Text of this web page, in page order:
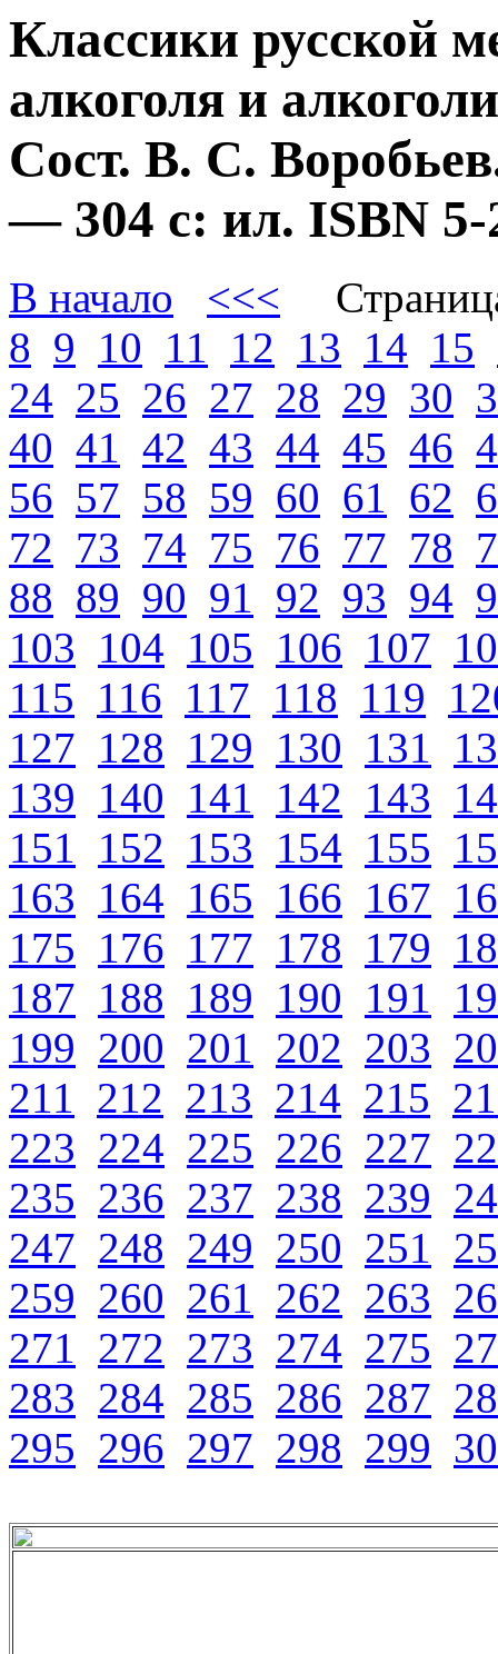
Классики русской
алкоголя и
Сост. В. С.
— 304 с: ил. ISBN
В начало <<<
8 9 10 11 12 13 14 15
24 25 26 27 28 29 30
40 41 42 43 44 45 46
56 57 58 59 60 61 62
72 73 74 75 76 77 78
88 89 90 91 92 93 94
103 104 105 106 107
115 116 117 118 119
127 128 129 130 131
139 140 141 142 143
151
152 153 154 155
163 164 165 166 167
175 176 177 178 179
187 188 189 190 191
199 200 201 202 203
211 212 213 214 215
223 224 225 226 227
235 236 237 238 239
247 248 249 250 251
259 260 261 262 263
271 272 273 274 275
283 284 285 286 287
295 296 297 298 299